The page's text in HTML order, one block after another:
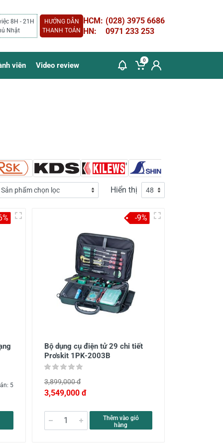
8H - 21H
Nhật
HƯỚNG DẪN
THANH TOÁN
HCM: (028) 3975 6686
HN:
0971 233 253
viên Video review
0
Hiển thị
5
Bộ dụng cụ điện tử 29 chi tiết
Pro'skit 1PK-2003B
3,899,000 đ
3,549,000 đ
Thêm vào giỏ
hàng
-9%